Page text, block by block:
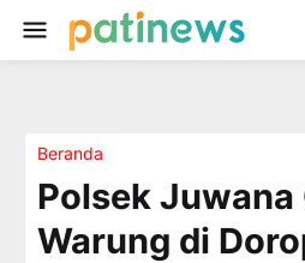
Beranda
Polsek Juwana
Warung di